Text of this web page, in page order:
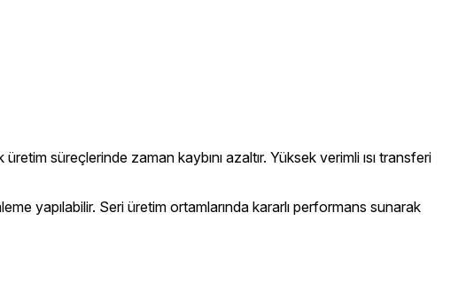
süreçlerinde zaman kaybını azaltır. Yüksek verimli ısı transferi
yapılabilir. Seri üretim ortamlarında kararlı performans sunarak